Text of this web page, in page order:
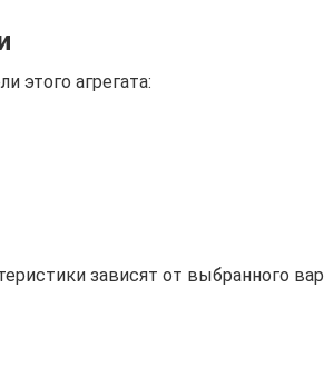
этого агрегата:
зависят от выбранного